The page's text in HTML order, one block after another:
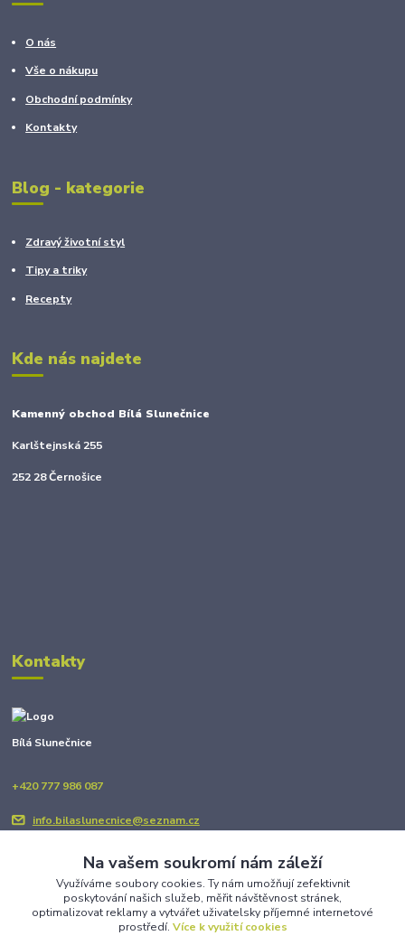
O nás
Vše o nákupu
Obchodní podmínky
Kontakty
Blog - kategorie
Zdravý životní styl
Tipy a triky
Recepty
Kde nás najdete
Kamenný obchod Bílá Slunečnice
Karlštejnská 255
252 28 Černošice
Kontakty
Bílá Slunečnice
+420 777 986 087
info.bilaslunecnice@seznam.cz
Na vašem soukromí nám záleží
Využíváme soubory cookies. Ty nám umožňují zefektivnit
poskytování našich služeb, měřit návštěvnost stránek,
optimalizovat reklamy a vytvářet uživatelsky příjemné internetové
prostředí. Více k využití cookies